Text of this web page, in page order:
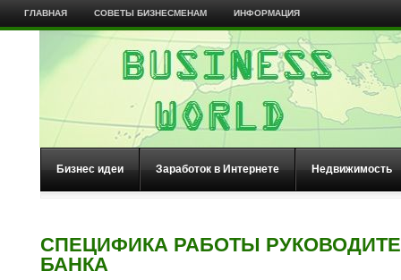
ГЛАВНАЯ СОВЕТЫ БИЗНЕСМЕНАМ ИНФОРМАЦИЯ
Бизнес идеи Заработок в Интернете Недвижимость
СПЕЦИФИКА РАБОТЫ
БАНКА